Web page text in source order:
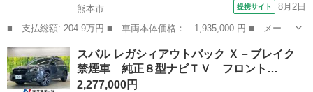
熊本市
提携サイト 8月2日
■ 支払総額: 204.9万円 ■ 車両本体価格： 1,935,000 円 ■ メーカ
ー名： スバル ■ 車種名： ＸＶ ■ グレード名： ２．０ｅ－
Ｌ アイサイト 禁煙車 ９型ナビフルセグ バックカメラ ＬＥＤ
ヘッド ヘ...
熊本 熊本市 インプレッサ
スバル レガシィアウトバック Ｘ－ブレイク
禁煙車 純正８型ナビＴＶ フロント…
2,277,000円